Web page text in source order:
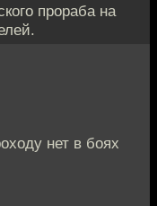
прораба на
нет в боях